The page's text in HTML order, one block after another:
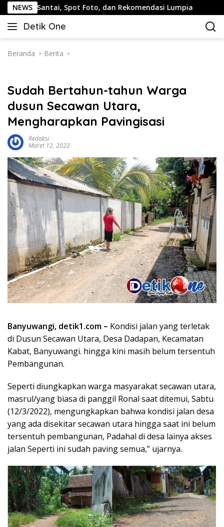
Langsung
ke
konten
NEWS
Santai, Spot Foto, dan Rekomendasi Lumpia
Detik One
Tajam
Fakta
Beranda Berita
Sudah Bertahun-tahun Warga
dusun Secawan Utara,
Mengharapkan Pavingisasi
Redaksi
Maret 12, 2022
Banyuwangi, detik1.com – Kondisi jalan yang terletak
di Dusun Secawan Utara, Desa Dadapan, Kecamatan
Kabat, Banyuwangi. hingga kini masih belum tersentuh
Pembangunan.
Seperti diungkapkan warga masyarakat secawan utara,
masrul/yang biasa di panggil Ronal saat ditemui, Sabtu
(12/3/2022), mengungkapkan bahwa kondisi jalan desa
yang ada disekitar secawan utara hingga saat ini belum
tersentuh pembangunan, Padahal di desa lainya akses
jalan Seperti ini sudah paving semua,” ujarnya.